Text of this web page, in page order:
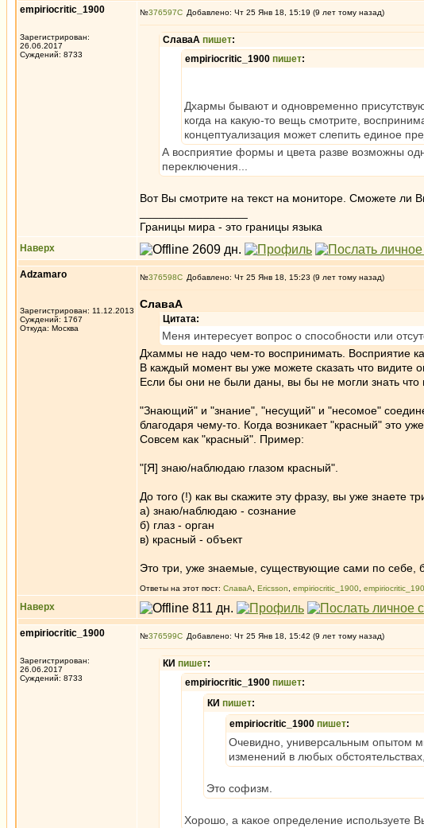
empiriocritic_1900
Зарегистрирован:
26.06.2017
Суждений: 8733
№376597 Добавлено: Чт 25 Янв 18, 15:19 (9 лет тому назад)
СлаваА пишет:
empiriocritic_1900 пишет:
Дхармы бывают и одновременно
когда на какую-то вещь смотрите,
концептуализация может слепить единое
А восприятие формы и цвета разве возможны
переключения...
Вот Вы смотрите на текст на мониторе. Сможете ли
Границы мира - это границы языка
Наверх
Adzamaro
Зарегистрирован: 11.12.2013
Суждений: 1767
Откуда: Москва
№376598 Добавлено: Чт 25 Янв 18, 15:23 (9 лет тому назад)
СлаваА
Цитата:
Меня интересует вопрос о способности или
Дхаммы не надо чем-то воспринимать. Восприятие
В каждый момент вы уже можете сказать что видите
Если бы они не были даны, вы бы не могли знать что
"Знающий" и "знание", "несущий" и "несомое"
благодаря чему-то. Когда возникает "красный" это
Совсем как "красный". Пример:
"[Я] знаю/наблюдаю глазом красный".
До того (!) как вы скажите эту фразу, вы уже знаете
а) знаю/наблюдаю - сознание
б) глаз - орган
в) красный - объект
Это три, уже знаемые, существующие сами по себе,
Ответы на этот пост: СлаваА Ericsson empiriocritic_1900
Наверх
empiriocritic_1900
Зарегистрирован:
26.06.2017
Суждений: 8733
№376599 Добавлено: Чт 25 Янв 18, 15:42 (9 лет тому назад)
КИ пишет:
empiriocritic_1900 пишет:
КИ пишет:
empiriocritic_1900 пишет:
Очевидно, универсальным опытом
изменений в любых
Это софизм.
Хорошо, а какое определение используете